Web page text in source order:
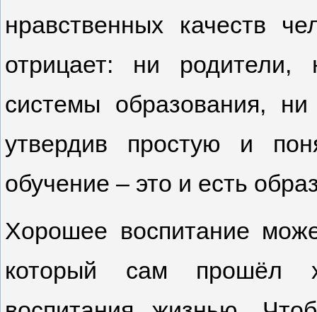
нравственных качеств
отрицает: ни родители,
системы образования,
утвердив простую и
обучение – это и есть
Хорошее воспитание
который сам прошёл